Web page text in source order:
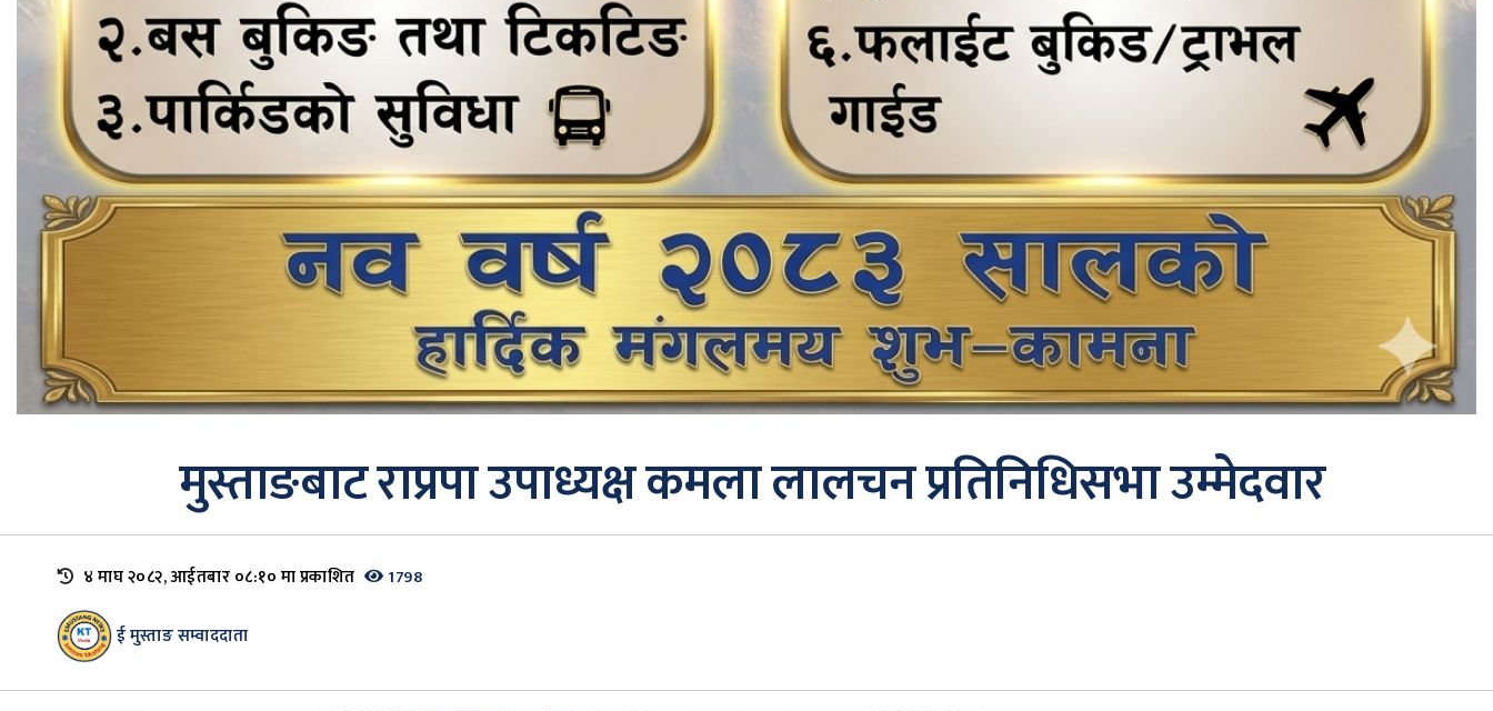
मुस्ताङबाट राप्रपा उपाध्यक्ष कमला लालचन प्रतिनिधिसभा उम्मेदवार
४ माघ २०८२, आईतबार ०८:१० मा प्रकाशित 1798
ई मुस्ताङ सम्वाददाता